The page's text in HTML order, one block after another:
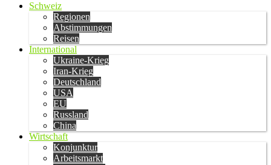
Schweiz
Regionen
Abstimmungen
Reisen
International
Ukraine-Krieg
Iran-Krieg
Deutschland
USA
EU
Russland
China
Wirtschaft
Konjunktur
Arbeitsmarkt